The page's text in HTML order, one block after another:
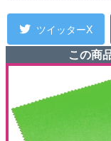
ツイッターX
この商